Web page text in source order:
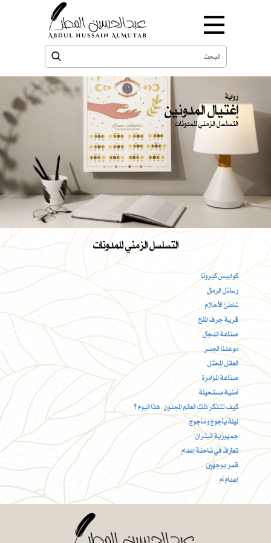
رواية
إغتيال المدونين
التسلسل الزمني للمدونات
التسلسل الزمني للمدونات
كوابيس كيرونا
رسائل الرمال
شاطئ الأحلام
قرية جرف الملح
صناعة الدجال
موعدنا الجسر
العقل المحتل
صناعة المؤامرة
أمنية مستحيلة
كيف تتذكر ذلك العالم المجنون ، هذا اليوم ؟
ليلة يأجوج و مأجوج
جمهورية البتران
تعارف في شاحنة إعدام
قمر بوجهين
إعدام أم